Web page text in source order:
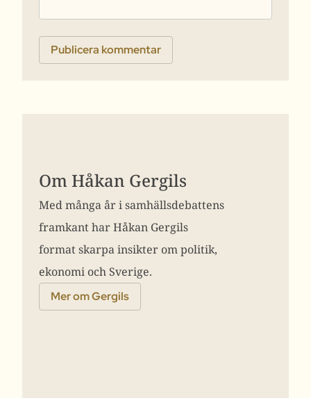
Om Håkan Gergils
Med många år i samhällsdebattens
framkant har Håkan Gergils
format skarpa insikter om politik,
ekonomi och Sverige.
Mer om Gergils